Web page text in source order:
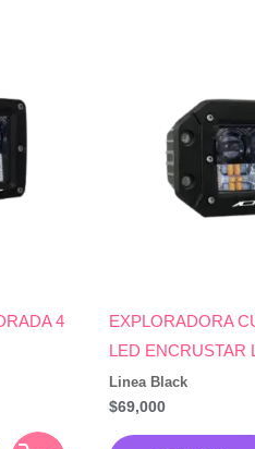
4
Linea Black
EXPLORADORA
LED ENCRUSTAR
$69,000